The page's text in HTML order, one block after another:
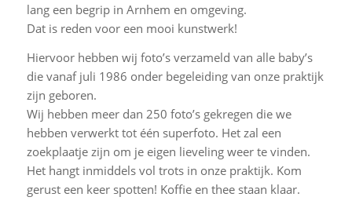
lang een begrip in Arnhem en omgeving.
Dat is reden voor een mooi kunstwerk!
Hiervoor hebben wij foto’s verzameld van alle baby’s
die vanaf juli 1986 onder begeleiding van onze praktijk
zijn geboren.
Wij hebben meer dan 250 foto’s gekregen die we
hebben verwerkt tot één superfoto. Het zal een
zoekplaatje zijn om je eigen lieveling weer te vinden.
Het hangt inmiddels vol trots in onze praktijk. Kom
gerust een keer spotten! Koffie en thee staan klaar.